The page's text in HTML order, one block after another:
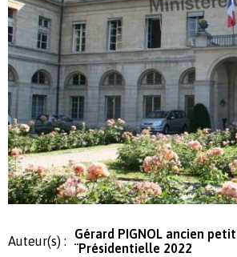
Auteur(s) :
Gérard PIGNOL ancien
¨Présidentielle 2022